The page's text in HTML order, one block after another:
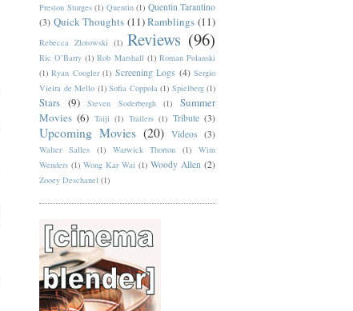
Preston Sturges (1) Quentin (1) Quentin Tarantino
(3) Quick Thoughts (11) Ramblings (11)
Rebecca Zlotowski (1) Reviews (96)
Ric O’Barry (1) Rob Marshall (1) Roman Polanski
(1) Ryan Coogler (1) Screening Logs (4) Sergio
Vieira de Mello (1) Sofia Coppola (1) Spielberg (1)
Stars (9) Steven Soderbergh (1)
Summer
Movies (6) Taiji (1) Trailers (1) Tribute (3)
Upcoming Movies (20) Videos (3)
Walter Salles (1) Warwick Thorton (1)
Wim
Wenders (1) Wong Kar Wai (1) Woody Allen (2)
Zooey Deschanel (1)